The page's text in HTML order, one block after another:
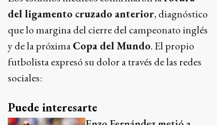
del ligamento cruzado anterior, diagnóstico
que lo margina del cierre del campeonato inglés
y de la próximaCopa del Mundo. El propio
futbolista expresó su dolor a través de las redes
sociales:
Puede interesarte